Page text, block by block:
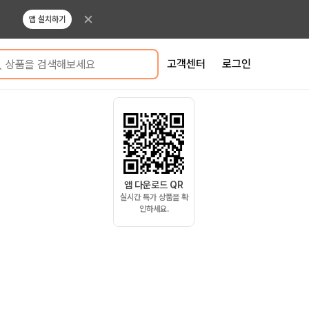
앱 설치하기
상품을 검색해보세요 고객센터 로그인
앱 다운로드 QR
실시간 특가 상품을 확
인하세요.